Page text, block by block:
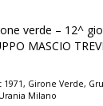
verde – 12^
MASCIO
1971, Girone Verde,
Urania Milano